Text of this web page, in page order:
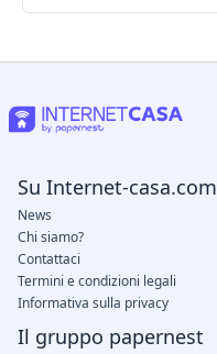
Su Internet-casa.com
News
Chi siamo?
Contattaci
Termini e condizioni legali
Informativa sulla privacy
Il gruppo papernest